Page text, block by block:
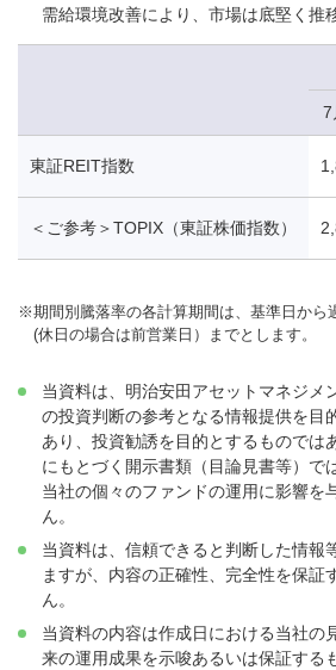
需給環境改善により、市場は底堅く推
7
東証REIT指数
＜ご参考＞TOPIX（東証株価指数）
※期間別騰落率の各計算期間は、基準日から
(休日の場合は前営業日）までとします。
当資料は、明治安田アセットマネジメ
の投資判断の参考となる情報提供を目
あり、投資勧誘を目的とするものでは
にもとづく開示書類（目論見書等）で
当社の個々のファンドの運用に影響を
ん。
当資料は、信頼できると判断した情報
ますが、内容の正確性、完全性を保証
ん。
当資料の内容は作成日における当社の
来の運用成果を示唆あるいは保証する